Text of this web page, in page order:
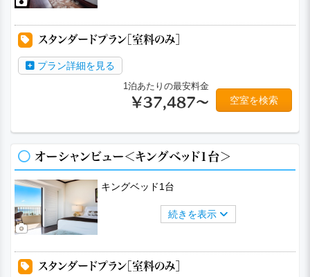
スタンダードプラン［室料のみ］
プラン詳細を見る
1泊あたりの最安料金
￥37,487～ 空室を検索
オーシャンビュー＜キングベッド1台＞
キングベッド1台
続きを表示
スタンダードプラン［室料のみ］